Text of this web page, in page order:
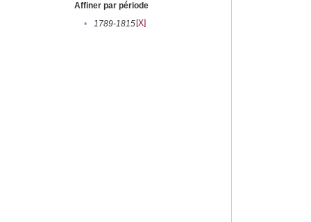
Affiner par période
•
1789-1815[X]